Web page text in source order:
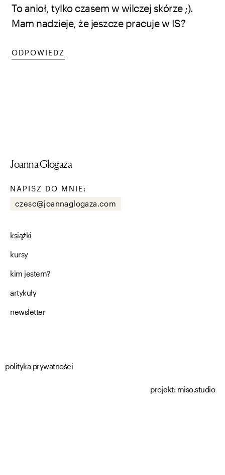
To anioł, tylko czasem w wilczej skórze ;).
Mam nadzieje, że jeszcze pracuje w IS?
ODPOWIEDZ
Joanna Glogaza
NAPISZ DO MNIE:
czesc@joannaglogaza.com
książki
kursy
kim jestem?
artykuły
newsletter
polityka prywatności
projekt: miso.studio